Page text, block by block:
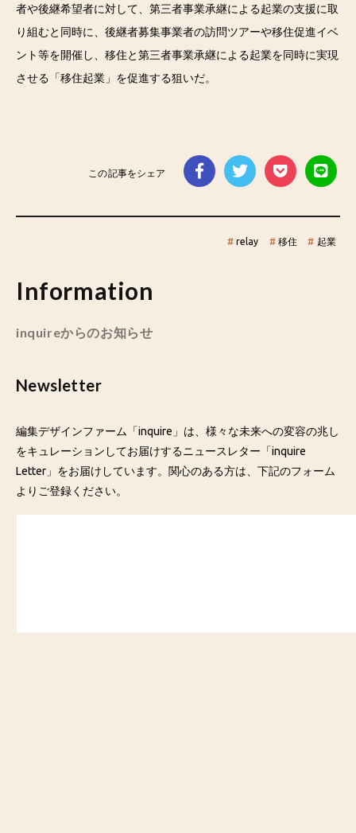
者や後継希望者に対して、第三者事業承継による起業の支援に取
り組むと同時に、後継者募集事業者の訪問ツアーや移住促進イベ
ント等を開催し、移住と第三者事業承継による起業を同時に実現
させる「移住起業」を促進する狙いだ。
この記事をシェア
#relay #移住 # 起業
Information
inquireからのお知らせ
Newsletter
編集デザインファーム「inquire」は、様々な未来への変容の兆し
をキュレーションしてお届けするニュースレター「inquire
Letter」をお届けしています。関心のある方は、下記のフォーム
よりご登録ください。